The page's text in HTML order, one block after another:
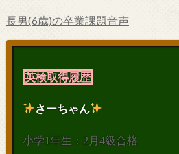
長男(6歳)の卒業課題音声
英検取得履歴
さーちゃん
小学1年生：2月4級合格